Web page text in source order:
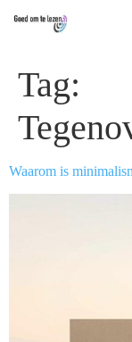
Tag:
Waarom is